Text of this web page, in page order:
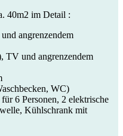
40m2 im Detail :
angrenzendem
TV und angrenzendem
WC)
6 Personen, 2 elektrische
Kühlschrank mit